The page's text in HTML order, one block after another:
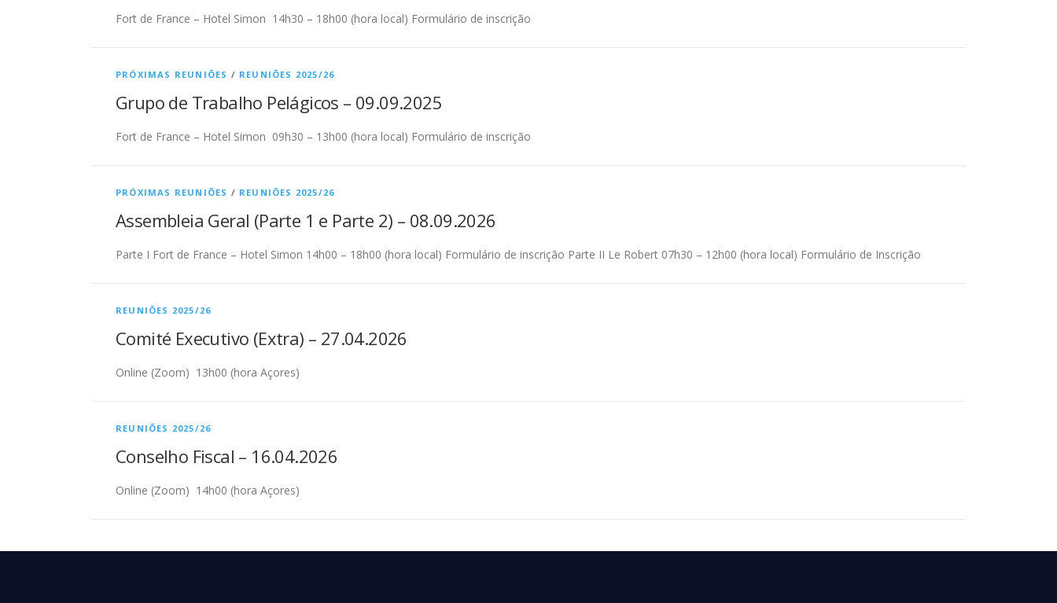
Fort de France – Hotel Simon 14h30 – 18h00 (hora local) Formulário de inscrição
PRÓXIMAS REUNIÕES / REUNIÕES 2025/26
Grupo de Trabalho Pelágicos – 09.09.2025
Fort de France – Hotel Simon 09h30 – 13h00 (hora local) Formulário de inscrição
PRÓXIMAS REUNIÕES / REUNIÕES 2025/26
Assembleia Geral (Parte 1 e Parte 2) – 08.09.2026
Parte I Fort de France – Hotel Simon 14h00 – 18h00 (hora local) Formulário de inscrição Parte II Le Robert 07h30 – 12h00 (hora local) Formulário de Inscrição
REUNIÕES 2025/26
Comité Executivo (Extra) – 27.04.2026
Online (Zoom) 13h00 (hora Açores)
REUNIÕES 2025/26
Conselho Fiscal – 16.04.2026
Online (Zoom) 14h00 (hora Açores)